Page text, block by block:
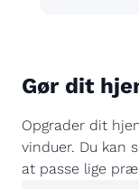
Gør dit
Opgrader dit
vinduer. Du kan
at passe lige